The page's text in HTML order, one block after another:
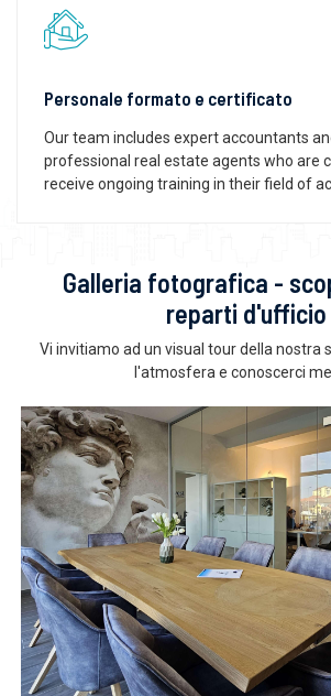
Personale formato e certificato
Our team includes expert accountants
professional real estate agents who are
receive ongoing training in their field of
Galleria fotografica -
reparti d'ufficio
Vi invitiamo ad un visual tour della nostra
l'atmosfera e conoscerci